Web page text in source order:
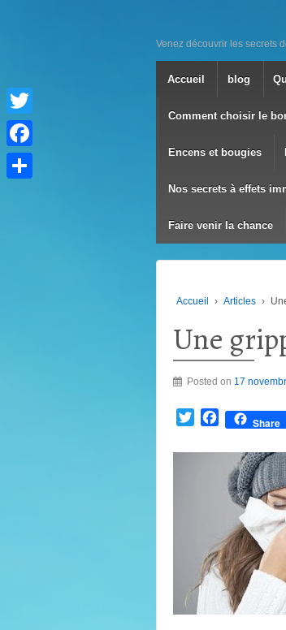
Venez découvrir les secrets
Accueil blog
Comment choisir le
Encens et bougies
Nos secrets à effets
Faire venir la chance
Accueil › Articles ›
Une
Posted on 17
TwitterFacebook
Share
Twitter
Facebook